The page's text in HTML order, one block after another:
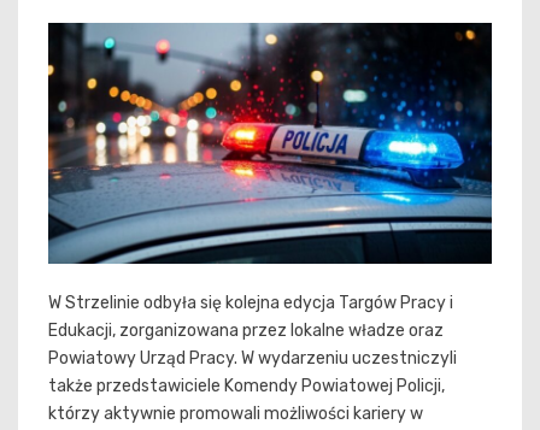
W Strzelinie odbyła się kolejna edycja Targów Pracy i
Edukacji, zorganizowana przez lokalne władze oraz
Powiatowy Urząd Pracy. W wydarzeniu uczestniczyli
także przedstawiciele Komendy Powiatowej Policji,
którzy aktywnie promowali możliwości kariery w